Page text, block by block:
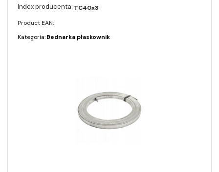
TC40x3
Product EAN:
Kategoria:Bednarka płaskownik